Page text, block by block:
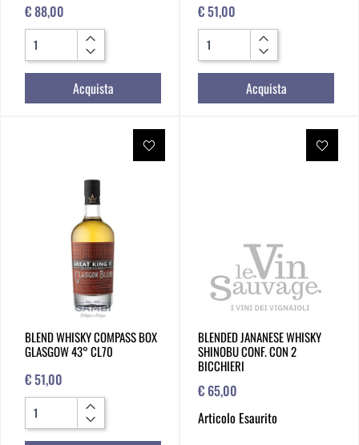
€ 88,00
Quantità
Acquista
€ 51,00
Quantità
Acquista
BLEND WHISKY COMPASS BOX
GLASGOW 43° CL70
€ 51,00
Quantità
BLENDED JANANESE WHISKY
SHINOBU CONF. CON 2
BICCHIERI
€ 65,00
Articolo Esaurito